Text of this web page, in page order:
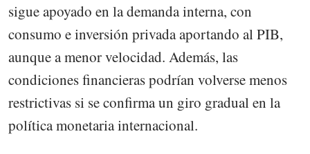
sigue apoyado en la demanda interna, con
consumo e inversión privada aportando al PIB,
aunque a menor velocidad. Además, las
condiciones financieras podrían volverse menos
restrictivas si se confirma un giro gradual en la
política monetaria internacional.